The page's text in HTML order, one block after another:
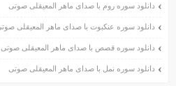
آبان ۱۳۹۹
مهر ۱۳۹۹
مرداد ۱۳۹۹
دانلود سوره روم با صدای ماهر المعیقلی صوتی
دانلود سوره عنکبوت با صدای ماهر المعیقلی
دانلود سوره قصص با صدای ماهر المعیقلی صوتی
دانلود سوره نمل با صدای ماهر المعیقلی صوتی